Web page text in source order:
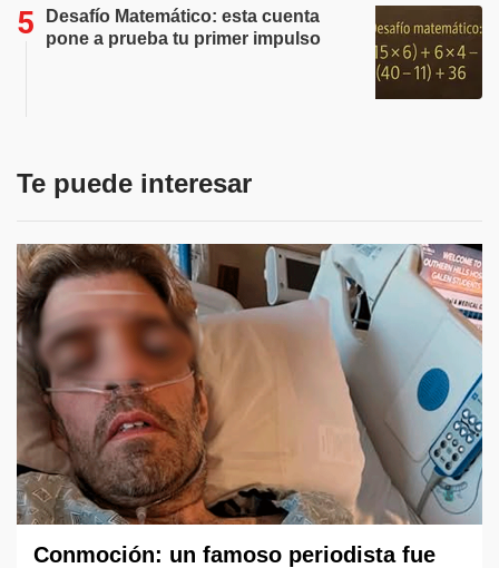
Desafío Matemático: esta cuenta
pone a prueba tu primer impulso
Te puede interesar
Conmoción: un famoso periodista fue